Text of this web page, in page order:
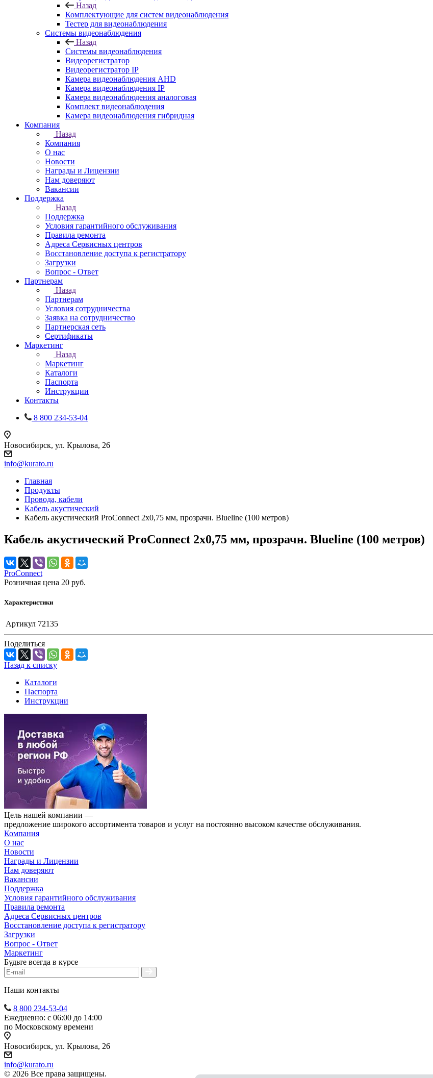
Назад
Комплектующие для систем видеонаблюдения
Тестер для видеонаблюдения
Системы видеонаблюдения
Назад
Системы видеонаблюдения
Видеорегистратор
Видеорегистратор IP
Камера видеонаблюдения AHD
Камера видеонаблюдения IP
Камера видеонаблюдения аналоговая
Комплект видеонаблюдения
Камера видеонаблюдения гибридная
Компания
Назад
Компания
О нас
Новости
Награды и Лицензии
Нам доверяют
Вакансии
Поддержка
Назад
Поддержка
Условия гарантийного обслуживания
Правила ремонта
Адреса Сервисных центров
Восстановление доступа к регистратору
Загрузки
Вопрос - Ответ
Партнерам
Назад
Партнерам
Условия сотрудничества
Заявка на сотрудничество
Партнерская сеть
Сертификаты
Маркетинг
Назад
Маркетинг
Каталоги
Паспорта
Инструкции
Контакты
8 800 234-53-04
Новосибирск, ул. Крылова, 26
info@kurato.ru
Главная
Продукты
Провода, кабели
Кабель акустический
Кабель акустический ProConnect 2x0,75 мм, прозрачн. Blueline (100 метров)
Кабель акустический ProConnect 2x0,75 мм, прозрачн. Blueline (100 метров)
ProConnect
Розничная цена 20 руб.
Характеристики
Артикул 72135
Поделиться
Назад к списку
Каталоги
Паспорта
Инструкции
Цель нашей компании —
предложение широкого ассортимента товаров и услуг на постоянно высоком качестве обслуживания.
Компания
О нас
Новости
Награды и Лицензии
Нам доверяют
Вакансии
Поддержка
Условия гарантийного обслуживания
Правила ремонта
Адреса Сервисных центров
Восстановление доступа к регистратору
Загрузки
Вопрос - Ответ
Маркетинг
Будьте всегда в курсе
Наши контакты
8 800 234-53-04
Ежедневно: с 06:00 до 14:00
по Московскому времени
Новосибирск, ул. Крылова, 26
info@kurato.ru
© 2026 Все права защищены.